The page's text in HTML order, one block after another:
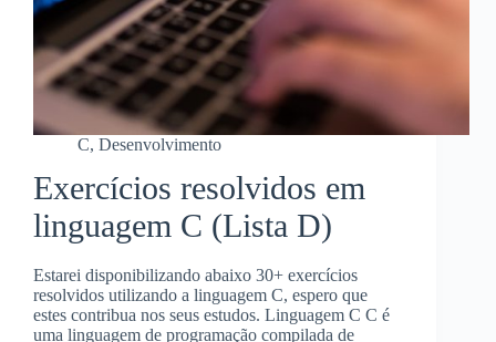
C, Desenvolvimento
Exercícios resolvidos em
linguagem C (Lista D)
Estarei disponibilizando abaixo 30+ exercícios
resolvidos utilizando a linguagem C, espero que
estes contribua nos seus estudos. Linguagem C C é
uma linguagem de programação compilada de